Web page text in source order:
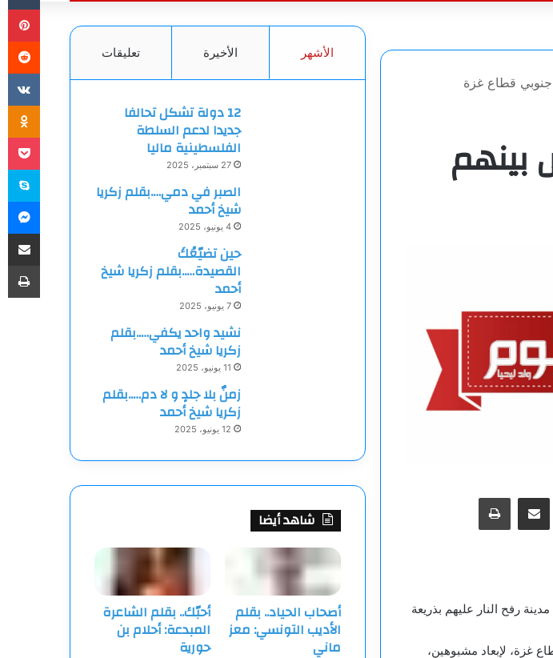
3 أشخاص بينهم
مشاركة عبر البريد طباعة
رفح النار عليهم بذريعة
غزة، لإبعاد مشبوهين،
الأشهر الأخيرة تعليقات
12 دولة تشكل تحالفا
جديدا لدعم السلطة
الفلسطينية ماليا
27 سبتمبر، 2025
الصبر في دمي….بقلم زكريا
شيخ أحمد
4 يونيو، 2025
حين تضيّعُكَ
القصيدة…..بقلم زكريا شيخ
أحمد
7 يونيو، 2025
نشيد واحد يكفي…..بقلم
زكريا شيخ أحمد
11 يونيو، 2025
زمنٌ بلا جلدٍ و لا دم…..بقلم
زكريا شيخ أحمد
12 يونيو، 2025
شاهد أيضا
أصحاب الحياد.. بقلم
الأديب التونسي: معز
ماني
أحبّك.. بقلم الشاعرة
المبدعة: أحلام بن
حورية